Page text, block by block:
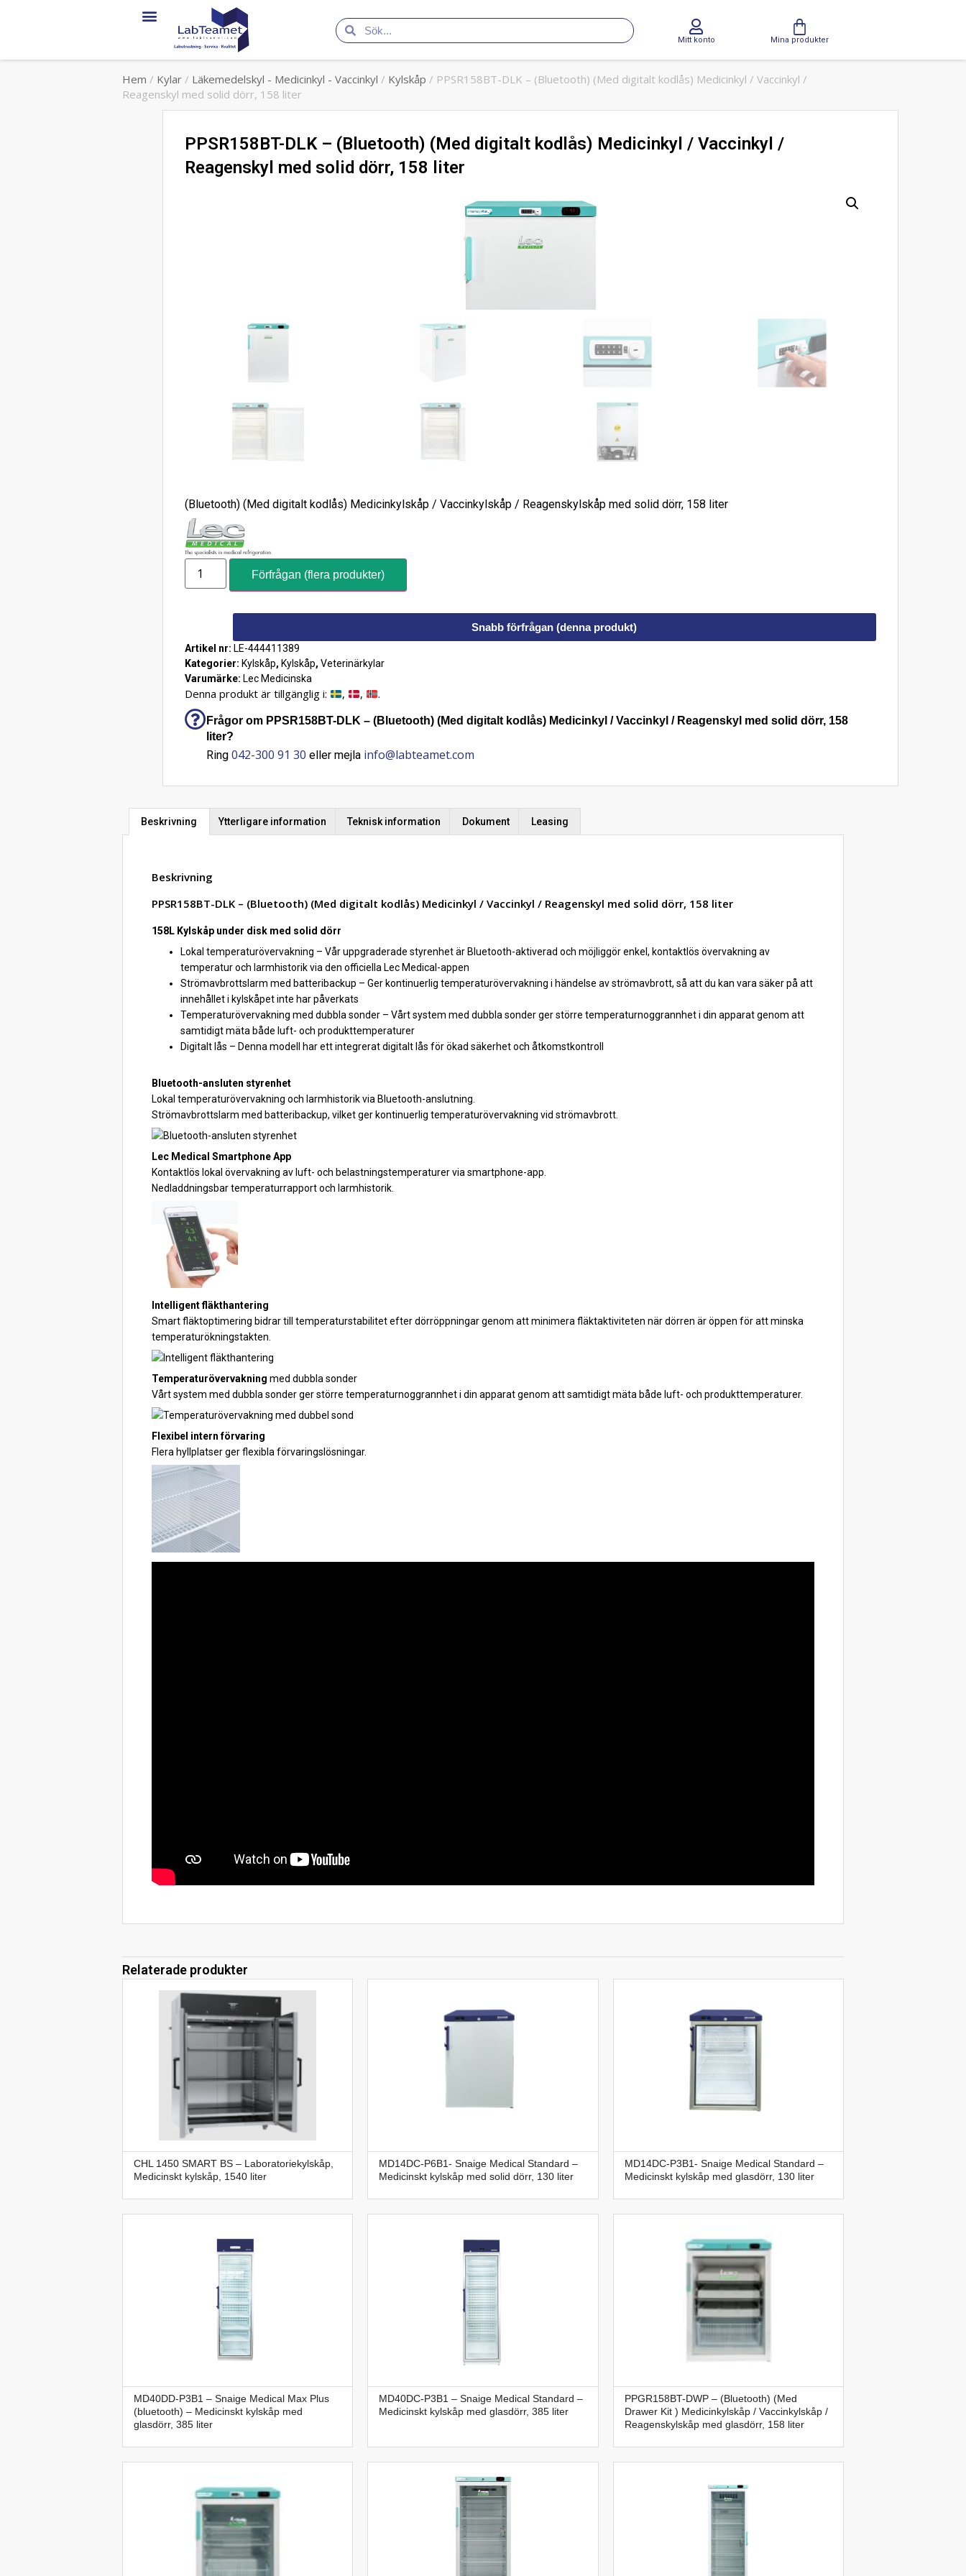
Mitt konto Mina produkter
Hem / Kylar / Läkemedelskyl - Medicinkyl - Vaccinkyl / Kylskåp / PPSR158BT-DLK – (Bluetooth) (Med digitalt kodlås) Medicinkyl / Vaccinkyl /
Reagenskyl med solid dörr, 158 liter
PPSR158BT-DLK – (Bluetooth) (Med digitalt kodlås) Medicinkyl / Vaccinkyl /
Reagenskyl med solid dörr, 158 liter
(Bluetooth) (Med digitalt kodlås) Medicinkylskåp / Vaccinkylskåp / Reagenskylskåp med solid dörr, 158 liter
Förfrågan (flera produkter)
Snabb förfrågan (denna produkt)
Artikel nr: LE-444411389
Kategorier: Kylskåp, Kylskåp, Veterinärkylar
Varumärke: Lec Medicinska
Denna produkt är tillgänglig i: , , .
Frågor om PPSR158BT-DLK – (Bluetooth) (Med digitalt kodlås) Medicinkyl / Vaccinkyl / Reagenskyl med solid dörr, 158
liter?
Ring 042-300 91 30 eller mejla info@labteamet.com
Beskrivning Ytterligare information Teknisk information Dokument Leasing
Beskrivning
PPSR158BT-DLK – (Bluetooth) (Med digitalt kodlås) Medicinkyl / Vaccinkyl / Reagenskyl med solid dörr, 158 liter
158L Kylskåp under disk med solid dörr
Lokal temperaturövervakning – Vår uppgraderade styrenhet är Bluetooth-aktiverad och möjliggör enkel, kontaktlös övervakning av
temperatur och larmhistorik via den officiella Lec Medical-appen
Strömavbrottslarm med batteribackup – Ger kontinuerlig temperaturövervakning i händelse av strömavbrott, så att du kan vara säker på att
innehållet i kylskåpet inte har påverkats
Temperaturövervakning med dubbla sonder – Vårt system med dubbla sonder ger större temperaturnoggrannhet i din apparat genom att
samtidigt mäta både luft- och produkttemperaturer
Digitalt lås – Denna modell har ett integrerat digitalt lås för ökad säkerhet och åtkomstkontroll
Bluetooth-ansluten styrenhet
Lokal temperaturövervakning och larmhistorik via Bluetooth-anslutning.
Strömavbrottslarm med batteribackup, vilket ger kontinuerlig temperaturövervakning vid strömavbrott.
Lec Medical Smartphone App
Kontaktlös lokal övervakning av luft- och belastningstemperaturer via smartphone-app.
Nedladdningsbar temperaturrapport och larmhistorik.
Intelligent fläkthantering
Smart fläktoptimering bidrar till temperaturstabilitet efter dörröppningar genom att minimera fläktaktiviteten när dörren är öppen för att minska
temperaturökningstakten.
Temperaturövervakning med dubbla sonder
Vårt system med dubbla sonder ger större temperaturnoggrannhet i din apparat genom att samtidigt mäta både luft- och produkttemperaturer.
Flexibel intern förvaring
Flera hyllplatser ger flexibla förvaringslösningar.
Relaterade produkter
CHL 1450 SMART BS – Laboratoriekylskåp,
Medicinskt kylskåp, 1540 liter
MD14DC-P6B1- Snaige Medical Standard –
Medicinskt kylskåp med solid dörr, 130 liter
MD14DC-P3B1- Snaige Medical Standard –
Medicinskt kylskåp med glasdörr, 130 liter
MD40DD-P3B1 – Snaige Medical Max Plus
(bluetooth) – Medicinskt kylskåp med
glasdörr, 385 liter
MD40DC-P3B1 – Snaige Medical Standard –
Medicinskt kylskåp med glasdörr, 385 liter
PPGR158BT-DWP – (Bluetooth) (Med
Drawer Kit ) Medicinkylskåp / Vaccinkylskåp /
Reagenskylskåp med glasdörr, 158 liter